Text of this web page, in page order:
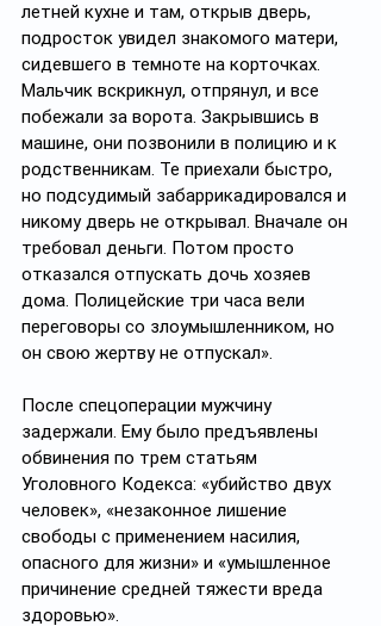
летней кухне и там, открыв дверь,
подросток увидел знакомого матери,
сидевшего в темноте на корточках.
Мальчик вскрикнул, отпрянул, и все
побежали за ворота. Закрывшись в
машине, они позвонили в полицию и к
родственникам. Те приехали быстро,
но подсудимый забаррикадировался и
никому дверь не открывал. Вначале он
требовал деньги. Потом просто
отказался отпускать дочь хозяев
дома. Полицейские три часа вели
переговоры со злоумышленником, но
он свою жертву не отпускал».
После спецоперации мужчину
задержали. Ему было предъявлены
обвинения по трем статьям
Уголовного Кодекса: «убийство двух
человек», «незаконное лишение
свободы с применением насилия,
опасного для жизни» и «умышленное
причинение средней тяжести вреда
здоровью».